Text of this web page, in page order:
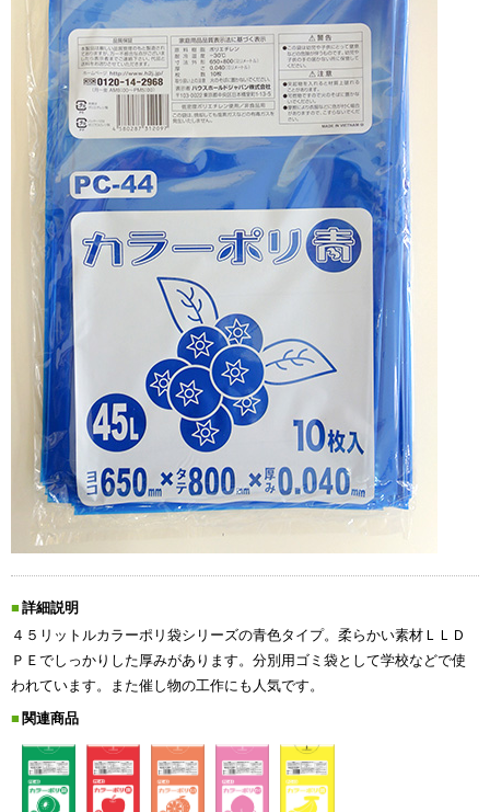
詳細説明
４５リットルカラーポリ袋シリーズの青色タイプ。柔らかい素材ＬＬＤ
ＰＥでしっかりした厚みがあります。分別用ゴミ袋として学校などで使
われています。また催し物の工作にも人気です。
関連商品